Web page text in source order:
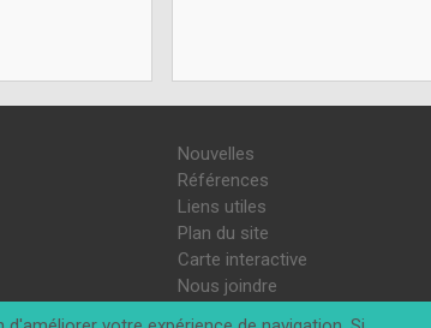
Nouvelles
Références
Liens utiles
Plan du site
Carte interactive
Nous joindre